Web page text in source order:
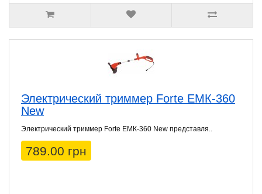
Электрический триммер Forte ЕМК-360
New
Электрический триммер Forte ЕМК-360 New представля..
789.00 грн